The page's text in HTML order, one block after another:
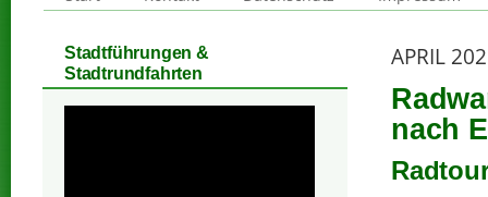
APRIL
nach
Stadtführungen &
Stadtrundfahrten